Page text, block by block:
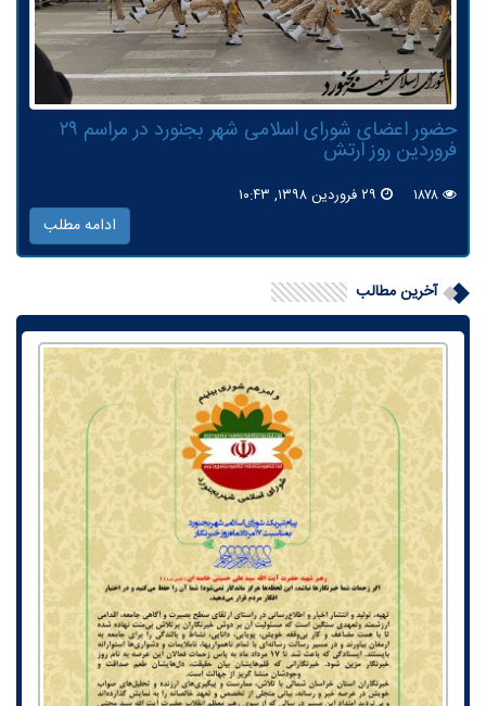
حضور اعضای شورای اسلامی شهر بجنورد در مراسم ۲۹
فروردین روز ارتش
ادامه مطلب
آخرین مطالب